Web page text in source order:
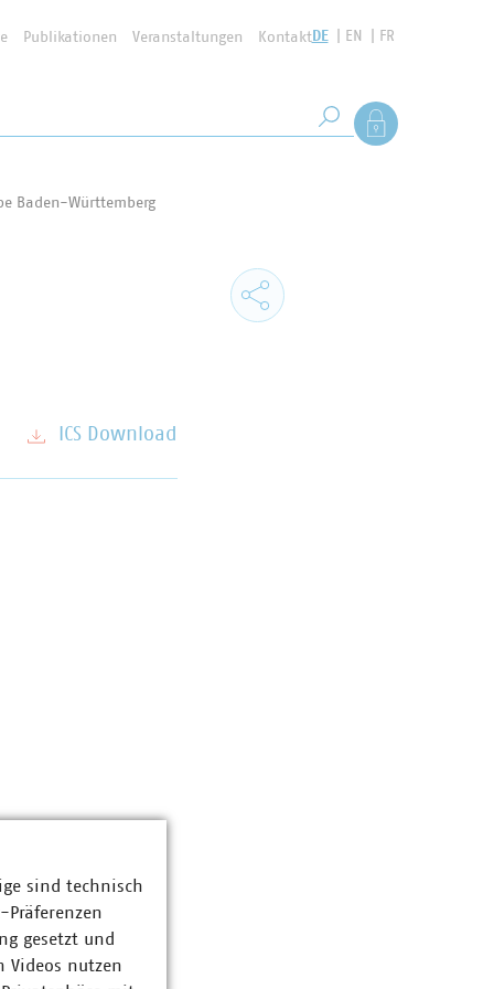
Publikationen Veranstaltungen KontaktDE EN FR
Suche starten
Als Mitglied
Baden-Württemberg
ICS Download
sind technisch
gesetzt und
Videos nutzen